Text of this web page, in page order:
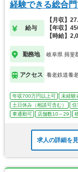
経験できる総合
給与
【月収】
【年収】
【時給】
勤務地 岐阜県 揖斐
アクセス 養老鉄道養
年収700万円以上可 未経験
土日休み（相談可含む）
住
車通勤可
店舗数10～29
求人の詳細を